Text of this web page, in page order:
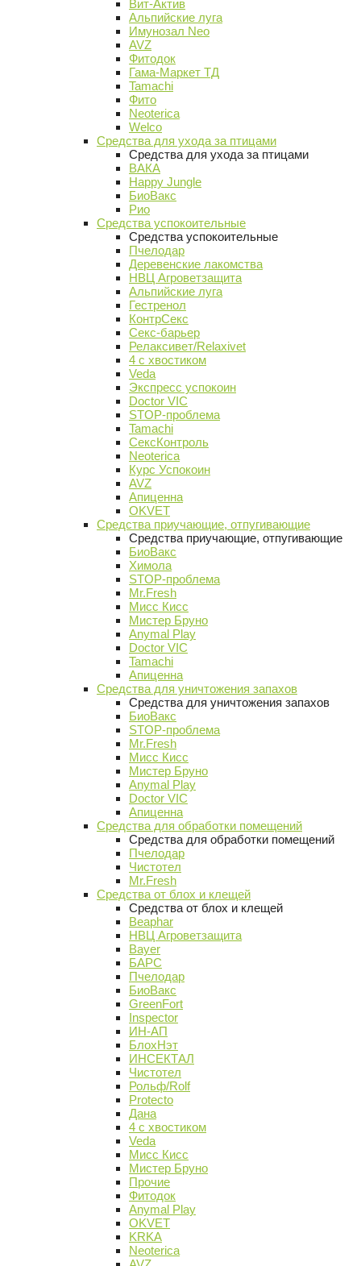
Вит-Актив
Альпийские луга
Имунозал Neo
AVZ
Фитодок
Гама-Маркет ТД
Tamachi
Фито
Neoterica
Welco
Средства для ухода за птицами
Средства для ухода за птицами
ВАКА
Happy Jungle
БиоВакс
Рио
Средства успокоительные
Средства успокоительные
Пчелодар
Деревенские лакомства
НВЦ Агроветзащита
Альпийские луга
Гестренол
КонтрСекс
Секс-барьер
Релаксивет/Relaxivet
4 с хвостиком
Veda
Экспресс успокоин
Doctor VIC
STOP-проблема
Tamachi
СексКонтроль
Neoterica
Курс Успокоин
AVZ
Апиценна
OKVET
Средства приучающие, отпугивающие
Средства приучающие, отпугивающие
БиоВакс
Химола
STOP-проблема
Mr.Fresh
Мисс Кисс
Мистер Бруно
Anymal Play
Doctor VIC
Tamachi
Апиценна
Средства для уничтожения запахов
Средства для уничтожения запахов
БиоВакс
STOP-проблема
Mr.Fresh
Мисс Кисс
Мистер Бруно
Anymal Play
Doctor VIC
Апиценна
Средства для обработки помещений
Средства для обработки помещений
Пчелодар
Чистотел
Mr.Fresh
Средства от блох и клещей
Средства от блох и клещей
Beaphar
НВЦ Агроветзащита
Bayer
БАРС
Пчелодар
БиоВакс
GreenFort
Inspector
ИН-АП
БлохНэт
ИНСЕКТАЛ
Чистотел
Рольф/Rolf
Protecto
Дана
4 с хвостиком
Veda
Мисс Кисс
Мистер Бруно
Прочие
Фитодок
Anymal Play
OKVET
KRKA
Neoterica